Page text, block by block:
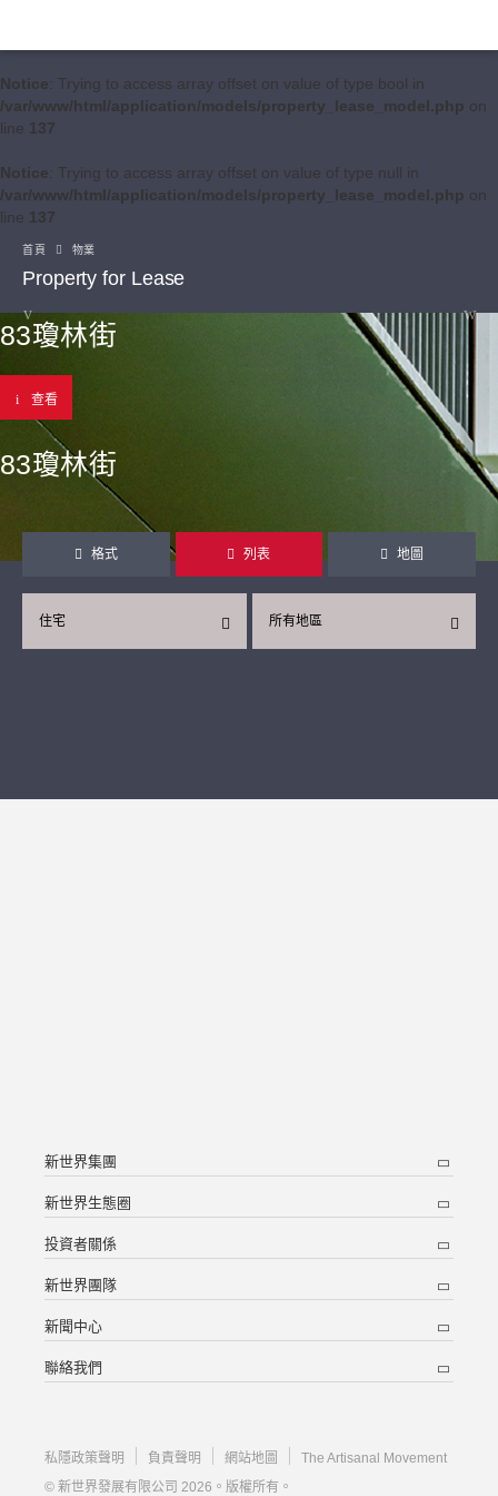
Notice: Trying to access array offset on value of type bool in
/var/www/html/application/models/property_lease_model.php on
line 137
Notice: Trying to access array offset on value of type null in
/var/www/html/application/models/property_lease_model.php on
line 137
首頁 物業
Property for Lease
83瓊林街
查看
83瓊林街
格式 列表 地圖
所有地區
住宅
新世界集團
新世界生態圈
投資者關係
新世界團隊
新聞中心
聯絡我們
私隱政策聲明 負責聲明 網站地圖
The Artisanal Movement
© 新世界發展有限公司 2026。版權所有。